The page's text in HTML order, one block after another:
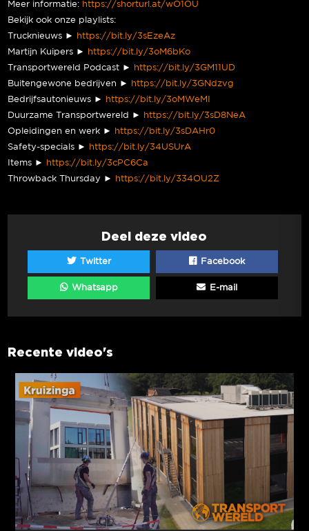
Meer informatie: https://shorturl.at/wO1OU
Bekijk ook onze playlists:
Trucknieuws ► https://bit.ly/3sEzeAz
Martijn Kuipers ► https://bit.ly/3oM6bKo
Transportwereld Podcast ► https://bit.ly/3GM11UD
Buitengewone bedrijven ► https://bit.ly/3GNdzvg
Bedrijfsautonieuws ► https://bit.ly/3oMWeMI
Duurzame Transportwereld ► https://bit.ly/3sD8NeA
Opleidingen en werk ► https://bit.ly/3sDAHr0
Safety-specials ► https://bit.ly/34USUrA
Items ► https://bit.ly/3cPC6Ca
Throwback Thursday ► https://bit.ly/334OU2Z
Deel deze video
Twitter Facebook
Whatsapp E-mail
Recente video's